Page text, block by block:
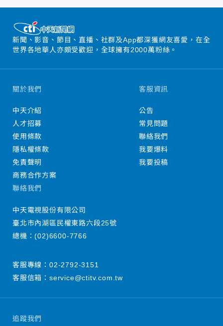
新聞、影音、節目、直播、社群及App都深獲網友喜愛，在全
世界各地華人亦頗受歡迎，全球擁有2000萬粉絲。
追蹤我們
關於我們
中天介紹
人才招募
使用條款
隱私權條款
免責聲明
商務合作方案
客服資訊
公告
常見問題
聯絡我們
我要爆料
我要投稿
聯絡我們
中天電視股份有限公司
臺北市內湖區民權東路六段25號
總機：(02)6600-7766
客服專線： 02-2792-3151
客服信箱： service@ctitv.com.tw